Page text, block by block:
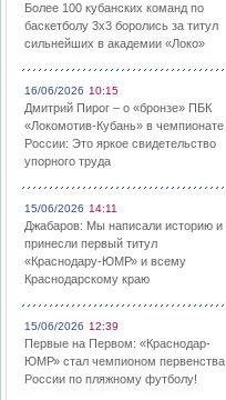
Более 100 кубанских команд по
баскетболу 3х3 боролись за титул
сильнейших в академии «Локо»
16/06/2026 10:15
Дмитрий Пирог – о «бронзе» ПБК
«Локомотив-Кубань» в чемпионате
России: Это яркое свидетельство
упорного труда
15/06/2026 14:11
Джабаров: Мы написали историю и
принесли первый титул
«Краснодару-ЮМР» и всему
Краснодарскому краю
15/06/2026 12:39
Первые на Первом: «Краснодар-
ЮМР» стал чемпионом первенства
России по пляжному футболу!